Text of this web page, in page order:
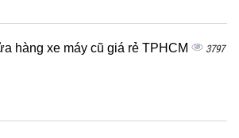
hàng xe máy cũ giá rẻ TPHCM 3797